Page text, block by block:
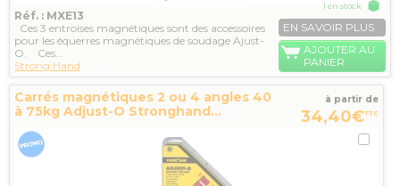
Réf. : MXE13
Ces 3 entroises magnétiques sont des accessoires
pour les équerres magnétiques de soudage Ajust-
O. Ces...
Strong Hand
1 en stock
EN SAVOIR PLUS
AJOUTER AU
PANIER
Carrés magnétiques 2 ou 4 angles 40
à 75kg Adjust-O Stronghand...
à partir de
34,40€TTC